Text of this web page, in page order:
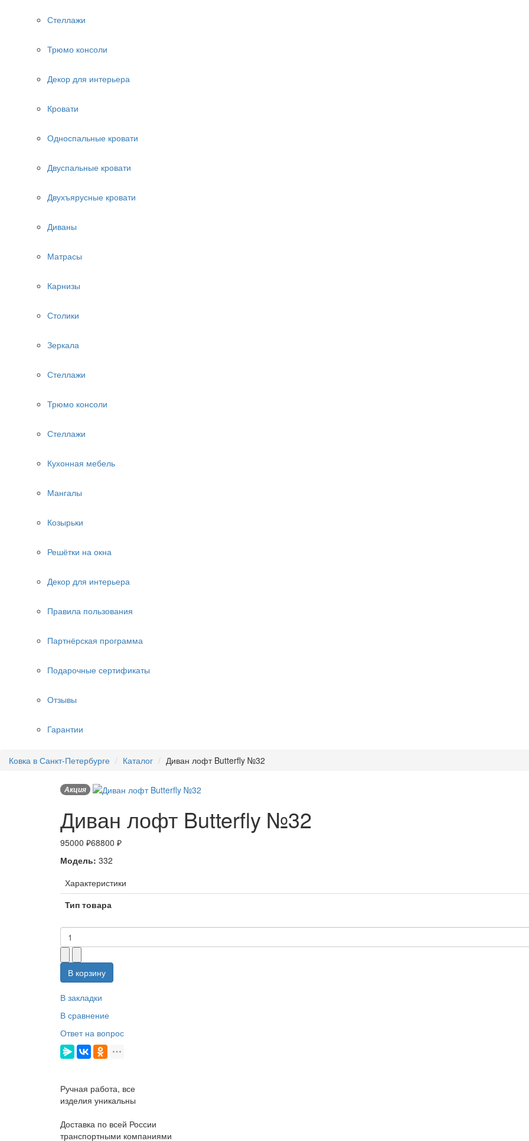
Стеллажи
Трюмо консоли
Декор для интерьера
Кровати
Односпальные кровати
Двуспальные кровати
Двухъярусные кровати
Диваны
Матрасы
Карнизы
Столики
Зеркала
Стеллажи
Трюмо консоли
Стеллажи
Кухонная мебель
Мангалы
Козырьки
Решётки на окна
Декор для интерьера
Правила пользования
Партнёрская программа
Подарочные сертификаты
Отзывы
Гарантии
Ковка в Санкт-Петербурге Каталог Диван лофт Butterfly №32
Акция
Диван лофт Butterfly №32
95000 ₽68800 ₽
Модель: 332
Характеристики
Тип товара
В корзину
В закладки
В сравнение
Ответ на вопрос
Ручная работа, все
изделия уникальны
Доставка по всей России
транспортными компаниями